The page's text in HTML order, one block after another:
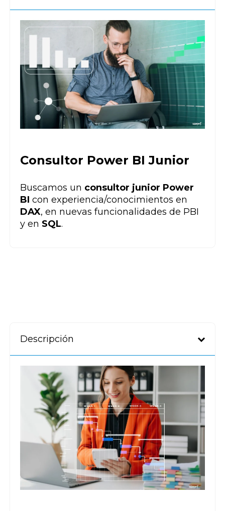
Consultor Power BI Junior
Buscamos un consultor junior Power
BI con experiencia/conocimientos en
DAX, en nuevas funcionalidades de PBI
y en SQL.
Descripción